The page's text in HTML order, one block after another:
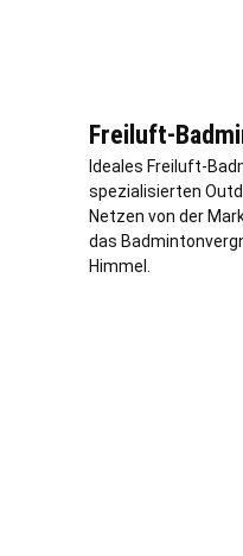
Freiluft-
Ideales Freiluft-
spezialisierten
Netzen von der
das
Himmel.